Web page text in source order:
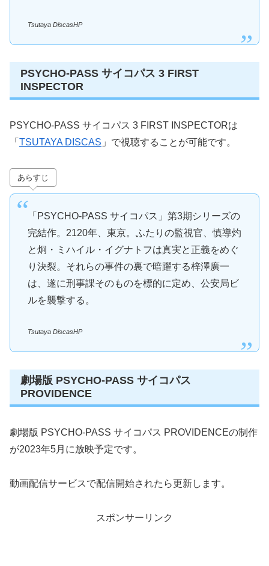
Tsutaya DiscasHP
PSYCHO-PASS サイコパス 3 FIRST
INSPECTOR
PSYCHO-PASS サイコパス 3 FIRST INSPECTORは
「 TSUTAYA DISCAS 」で視聴することが可能です。
あらすじ
「PSYCHO-PASS サイコパス」第3期シリーズの
完結作。2120年、東京。ふたりの監視官、慎導灼
と炯・ミハイル・イグナトフは真実と正義をめぐ
り決裂。それらの事件の裏で暗躍する梓澤廣一
は、遂に刑事課そのものを標的に定め、公安局ビ
ルを襲撃する。
Tsutaya DiscasHP
劇場版 PSYCHO-PASS サイコパス
PROVIDENCE
劇場版 PSYCHO-PASS サイコパス PROVIDENCEの制作
が2023年5月に放映予定です。
動画配信サービスで配信開始されたら更新します。
スポンサーリンク